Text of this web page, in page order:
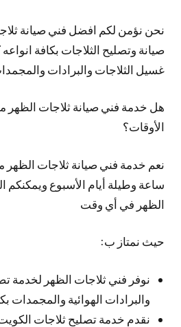
نحن نؤمن لكم افضل فني صيانة
صيانة وتصليح الثلاجات بكافة
غسيل الثلاجات والبرادات
هل خدمة فني صيانة ثلاجات الظهر
الأوقات؟
ساعة وطيلة أيام الأسبوع ويمكنكم
الظهر في أي وقت
حيث نمتاز ب:
نوفر فني ثلاجات الظهر لخدمة
والبرادات الهوائية والمجمدات
نقدم خدمة تصليح ثلاجات